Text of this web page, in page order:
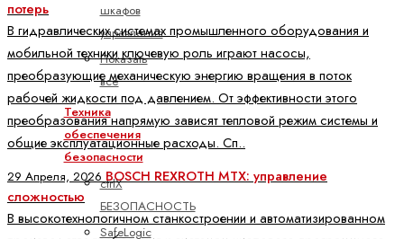
шкафов
управления
Показать
все
Техника
обеспечения
безопасности
ctrlX
БЕЗОПАСНОСТЬ
SafeLogic
потерь
В гидравлических системах промышленного оборудования и
мобильной техники ключевую роль играют насосы,
преобразующие механическую энергию вращения в поток
рабочей жидкости под давлением. От эффективности этого
преобразования напрямую зависят тепловой режим системы и
общие эксплуатационные расходы. Сп..
29 Апреля, 2026 BOSCH REXROTH MTX: управление
сложностью
В высокотехнологичном станкостроении и автоматизированном